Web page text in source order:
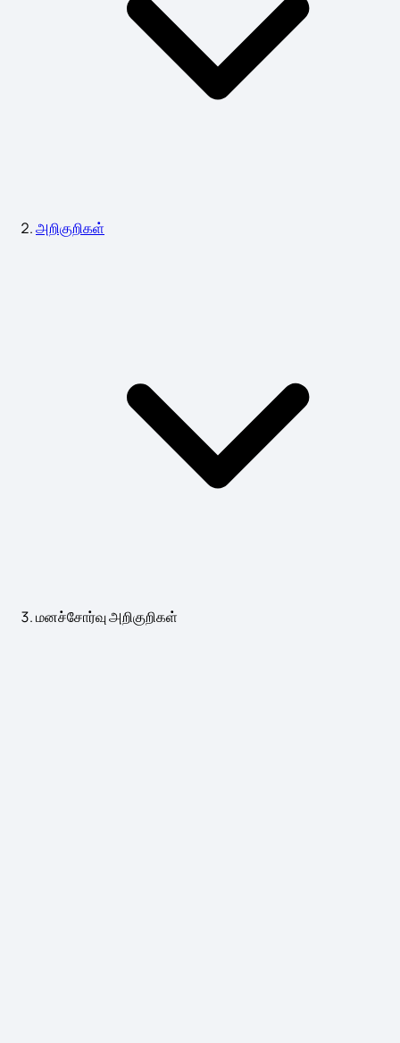
அறிகுறிகள்
மனச்சோர்வு அறிகுறிகள்